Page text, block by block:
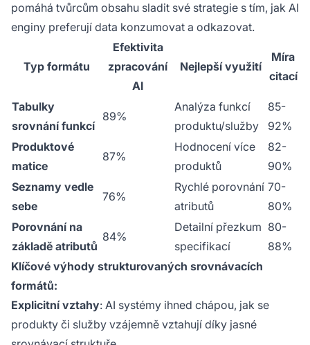
pomáhá tvůrcům obsahu sladit své strategie s tím, jak AI
enginy preferují data konzumovat a odkazovat.
Typ formátu
Efektivita
zpracování
AI
Nejlepší využití
Míra
citací
Tabulky
srovnání funkcí
89%
Analýza funkcí
produktu/služby
85-
92%
Produktové
matice
87%
Hodnocení více
produktů
82-
90%
Seznamy vedle
sebe
76%
Rychlé porovnání
atributů
70-
80%
Porovnání na
základě atributů
84%
Detailní přezkum
specifikací
80-
88%
Klíčové výhody strukturovaných srovnávacích
formátů:
Explicitní vztahy: AI systémy ihned chápou, jak se
produkty či služby vzájemně vztahují díky jasné